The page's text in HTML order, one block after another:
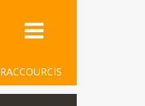
RACCOURCIS